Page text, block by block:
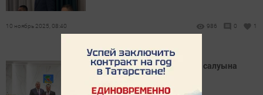
10 ноябрь 2025, 08:40 986 0 1
Наил Мәһдиев: «Камытны салуына
шатлана»